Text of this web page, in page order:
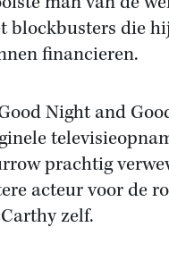
blockbusters die
financieren.
Night and
prachtig
acteur voor de
zelf.